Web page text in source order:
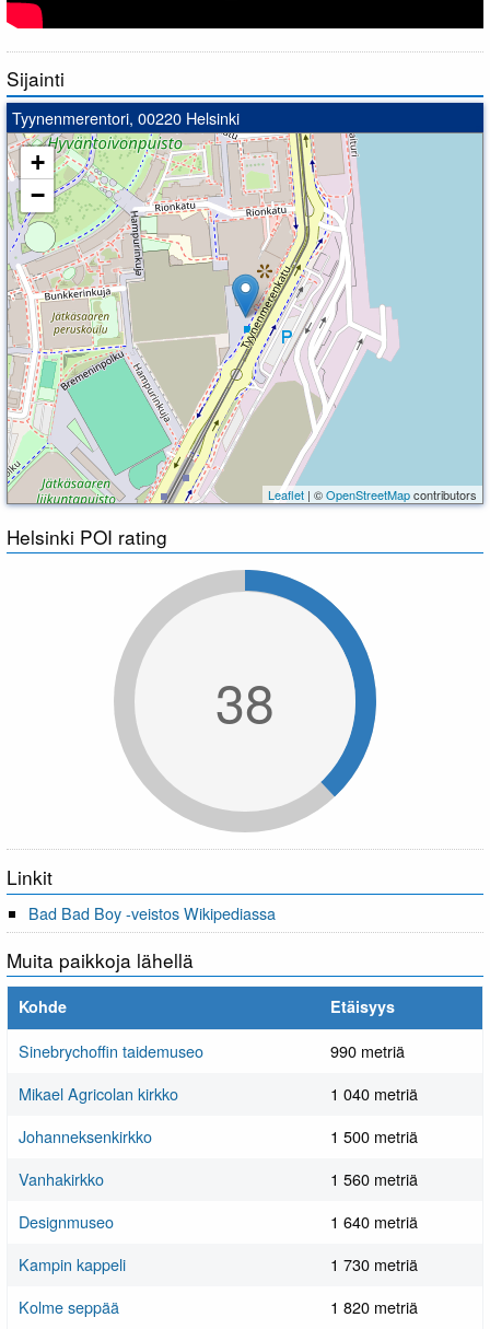
Sijainti
Tyynenmerentori, 00220 Helsinki
+
−
Leaflet | ©OpenStreetMapcontributors
Helsinki POI rating
38
Linkit
Bad Bad Boy -veistos Wikipediassa
Muita paikkoja lähellä
Kohde Etäisyys
Sinebrychoffin taidemuseo
990 metriä
Mikael Agricolan kirkko
1 040 metriä
Johanneksenkirkko
1 500 metriä
Vanhakirkko
1 560 metriä
Designmuseo
1 640 metriä
Kampin kappeli
1 730 metriä
Kolme seppää
1 820 metriä